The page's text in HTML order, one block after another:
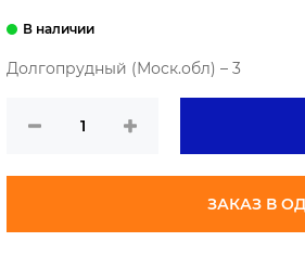
Долгопрудный (Моск.обл) – 3
ЗАКАЗ В